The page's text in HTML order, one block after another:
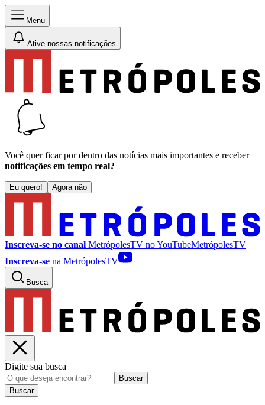
Menu
Ative nossas notificações
Você quer ficar por dentro das notícias mais importantes e receber
notificações em tempo real?
Eu quero! Agora não
Inscreva-se no canal MetrópolesTV noYouTubeMetrópolesTV
Inscreva-se na MetrópolesTV
Busca
Digite sua busca
Buscar
Buscar